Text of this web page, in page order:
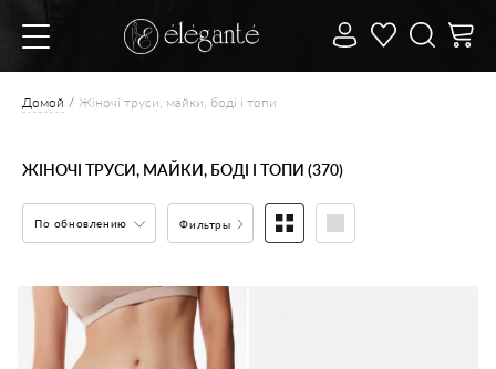
Домой Жіночі труси, майки, боді і топи
ЖІНОЧІ ТРУСИ, МАЙКИ, БОДІ І ТОПИ (370)
По обновлению Фильтры